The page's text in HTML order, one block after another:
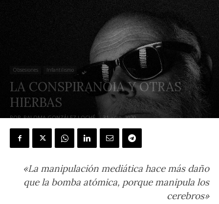
Obsesiones Infantilismo
LA CONSPIRANOIA Y OTRAS
HIERBAS
POR PALOMA GONZÁLEZ LOCHÉ - 31 julio, 2020
«La manipulación mediática hace más daño
que la bomba atómica, porque manipula los
cerebros»